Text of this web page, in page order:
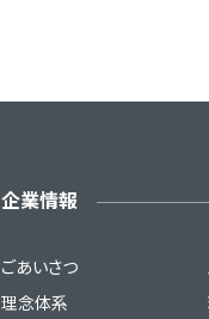
企業情報
ごあいさつ
理念体系